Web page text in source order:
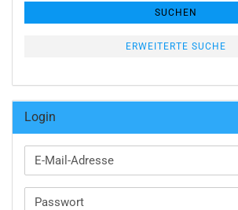
SUCHEN
ERWEITERTE SUCHE
Login
E-
Mail-
Passwort